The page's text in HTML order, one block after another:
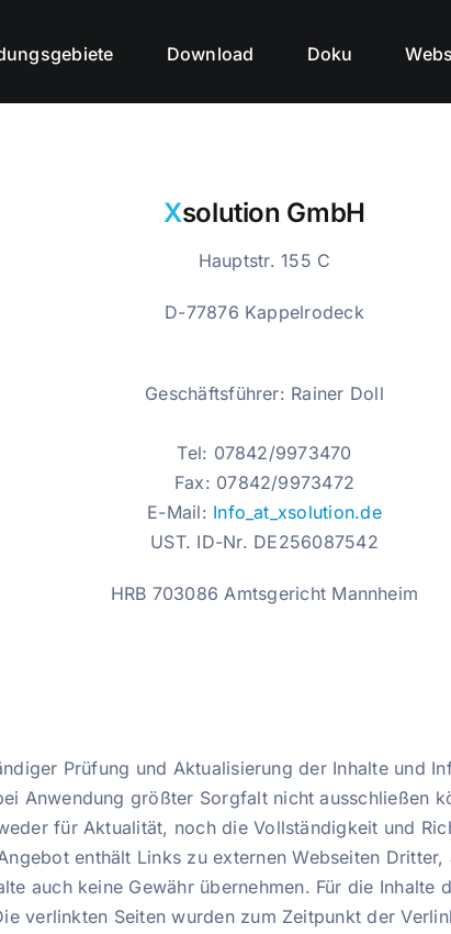
Download Doku
Xsolution GmbH
Hauptstr. 155 C
D-77876 Kappelrodeck
Geschäftsführer: Rainer Doll
Tel: 07842/9973470
Fax: 07842/9973472
E-Mail: Info_at_xsolution.de
UST. ID-Nr. DE256087542
HRB 703086 Amtsgericht Mannheim
Prüfung und Aktualisierung der Inhalte und
Anwendung größter Sorgfalt nicht ausschließen
für Aktualität, noch die Vollständigkeit und
enthält Links zu externen Webseiten
auch keine Gewähr übernehmen. Für die
verlinkten Seiten wurden zum Zeitpunkt der